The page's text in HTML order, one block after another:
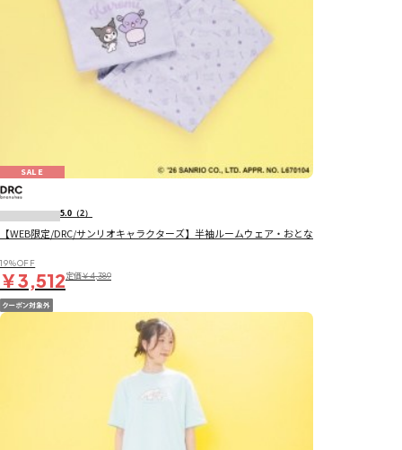
SALE
5.0 （2）
【WEB限定/DRC/サンリオキャラクターズ】半袖ルームウェア・おとな
19％OFF
￥3,512定価￥4,389